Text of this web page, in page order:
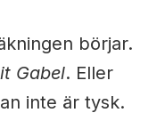
börjar.
Gabel. Eller
inte är tysk.